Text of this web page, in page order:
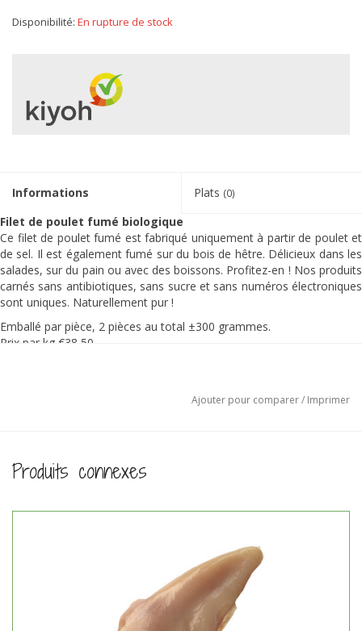
Disponibilité: En rupture de stock
Informations Plats (0)
Filet de poulet fumé biologique
Ce filet de poulet fumé est fabriqué uniquement à partir de poulet et
de sel. Il est également fumé sur du bois de hêtre. Délicieux dans les
salades, sur du pain ou avec des boissons. Profitez-en ! Nos produits
carnés sans antibiotiques, sans sucre et sans numéros électroniques
sont uniques. Naturellement pur !
Emballé par pièce, 2 pièces au total ±300 grammes.
Prix par kg €38,50
Nederlandse Landbouw
Ajouter pour comparer/ Imprimer
Produits connexes